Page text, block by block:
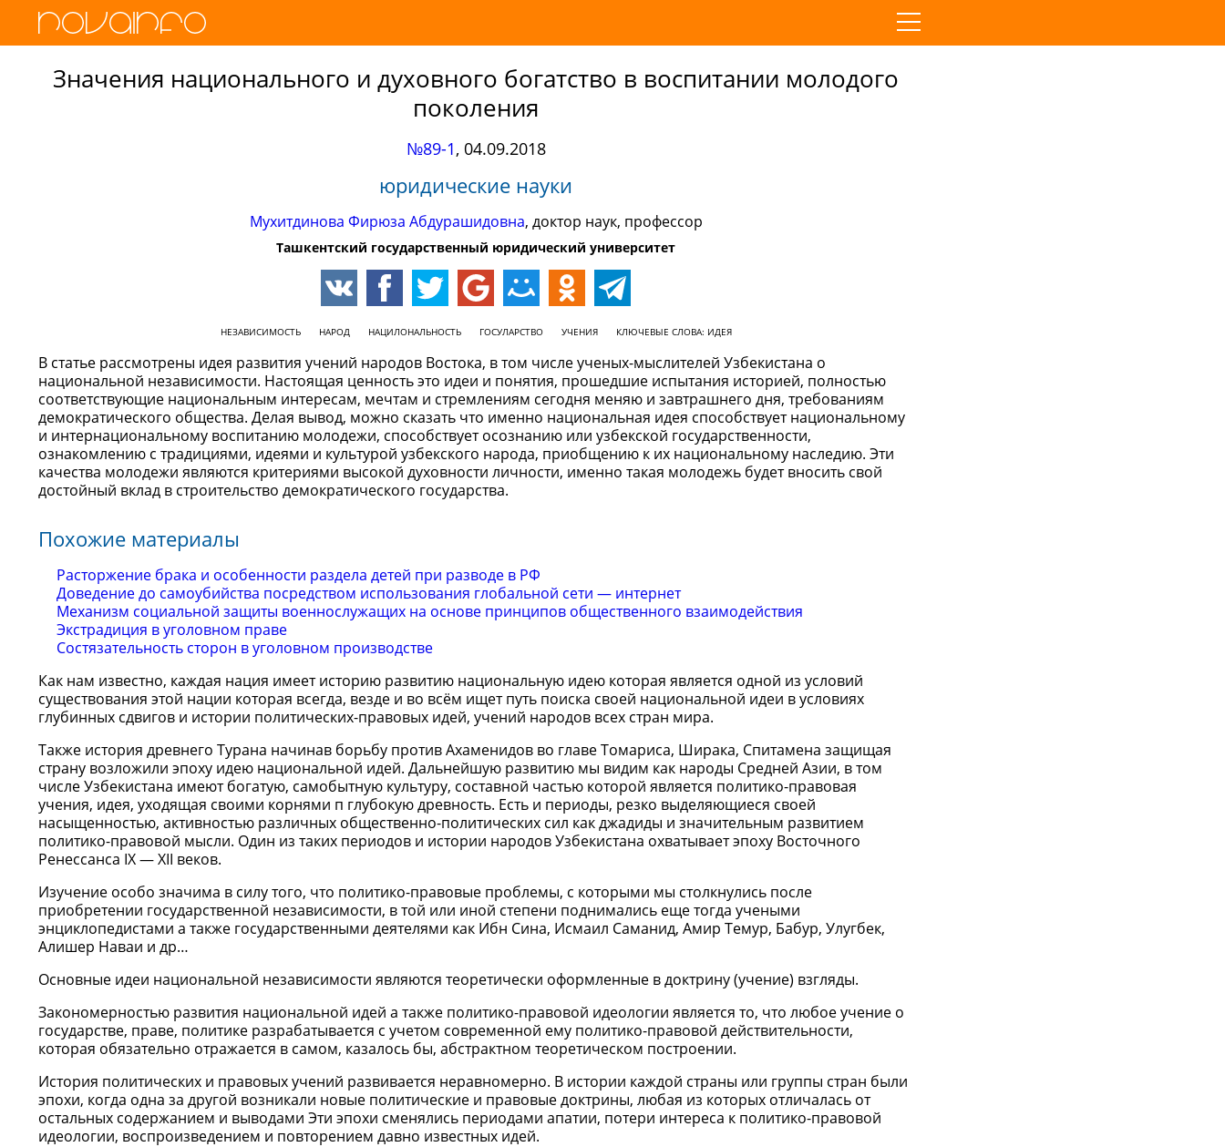
Значения национального и духовного богатство в воспитании молодого
поколения
№89-1, 04.09.2018
юридические науки
Мухитдинова Фирюза Абдурашидовна, доктор наук, профессор
Ташкентский государственный юридический университет
НЕЗАВИСИМОСТЬ НАРОД НАЦИЛОНАЛЬНОСТЬ ГОСУЛАРСТВО УЧЕНИЯ КЛЮЧЕВЫЕ СЛОВА: ИДЕЯ
В статье рассмотрены идея развития учений народов Востока, в том числе ученых-мыслителей Узбекистана о
национальной независимости. Настоящая ценность это идеи и понятия, прошедшие испытания историей, полностью
соответствующие национальным интересам, мечтам и стремлениям сегодня меняю и завтрашнего дня, требованиям
демократического общества. Делая вывод, можно сказать что именно национальная идея способствует национальному
и интернациональному воспитанию молодежи, способствует осознанию или узбекской государственности,
ознакомлению с традициями, идеями и культурой узбекского народа, приобщению к их национальному наследию. Эти
качества молодежи являются критериями высокой духовности личности, именно такая молодежь будет вносить свой
достойный вклад в строительство демократического государства.
Похожие материалы
Расторжение брака и особенности раздела детей при разводе в РФ
Доведение до самоубийства посредством использования глобальной сети — интернет
Механизм социальной защиты военнослужащих на основе принципов общественного взаимодействия
Экстрадиция в уголовном праве
Состязательность сторон в уголовном производстве
Как нам известно, каждая нация имеет историю развитию национальную идею которая является одной из условий
существования этой нации которая всегда, везде и во всём ищет путь поиска своей национальной идеи в условиях
глубинных сдвигов и истории политических-правовых идей, учений народов всех стран мира.
Также история древнего Турана начинав борьбу против Ахаменидов во главе Томариса, Ширака, Спитамена защищая
страну возложили эпоху идею национальной идей. Дальнейшую развитию мы видим как народы Средней Азии, в том
числе Узбекистана имеют богатую, самобытную культуру, составной частью которой является политико-правовая
учения, идея, уходящая своими корнями п глубокую древность. Есть и периоды, резко выделяющиеся своей
насыщенностью, активностью различных общественно-политических сил как джадиды и значительным развитием
политико-правовой мысли. Один из таких периодов и истории народов Узбекистана охватывает эпоху Восточного
Ренессанса IX — XII веков.
Изучение особо значима в силу того, что политико-правовые проблемы, с которыми мы столкнулись после
приобретении государственной независимости, в той или иной степени поднимались еще тогда учеными
энциклопедистами а также государственными деятелями как Ибн Сина, Исмаил Саманид, Амир Темур, Бабур, Улугбек,
Алишер Наваи и др…
Основные идеи национальной независимости являются теоретически оформленные в доктрину (учение) взгляды.
Закономерностью развития национальной идей а также политико-правовой идеологии является то, что любое учение о
государстве, праве, политике разрабатывается с учетом современной ему политико-правовой действительности,
которая обязательно отражается в самом, казалось бы, абстрактном теоретическом построении.
История политических и правовых учений развивается неравномерно. В истории каждой страны или группы стран были
эпохи, когда одна за другой возникали новые политические и правовые доктрины, любая из которых отличалась от
остальных содержанием и выводами Эти эпохи сменялись периодами апатии, потери интереса к политико-правовой
идеологии, воспроизведением и повторением давно известных идей.